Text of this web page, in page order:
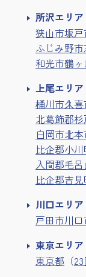
所沢エリア
狭山市坂
ふじみ野市
和光市鶴
上尾エリア
桶川市久
北葛飾郡
白岡市北
比企郡小
入間郡毛
比企郡吉
川口エリア
戸田市川
東京エリア
東京都 （